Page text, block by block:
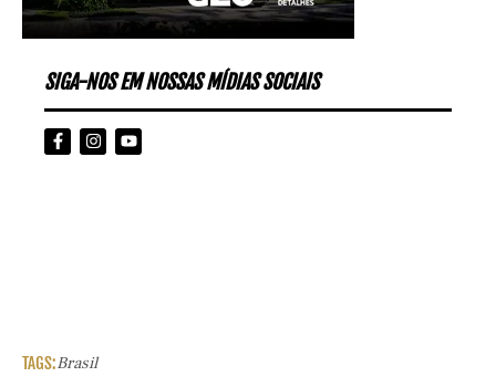
SIGA-NOS EM NOSSAS MÍDIAS SOCIAIS
TAGS:Brasil